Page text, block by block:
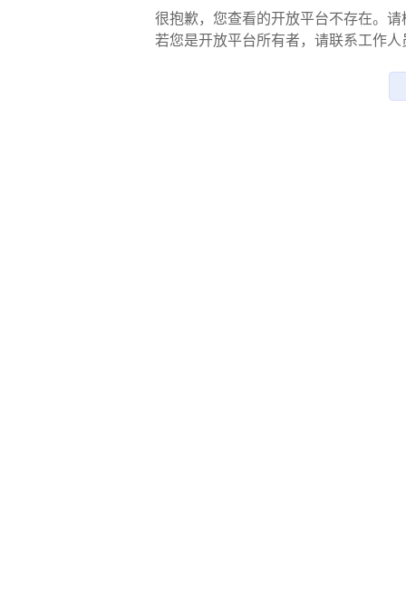
很抱歉，您查看的开放平台不存在。
若您是开放平台所有者，请联系工作人